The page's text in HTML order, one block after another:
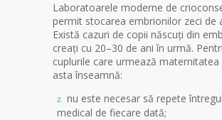
Laboratoarele moderne de
permit stocarea embrionilor zeci de
Există cazuri de copii născuți din
creați cu 20–30 de ani în urmă.
cuplurile care urmează
asta înseamnă:
nu este necesar să repete
medical de fiecare dată;